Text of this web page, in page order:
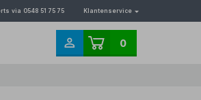
via 0548 51 75 75 Klantenservice
0